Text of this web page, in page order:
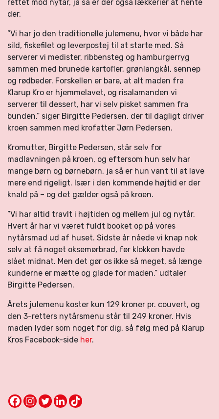
rettet mod nytår, ja så er der også lækkerier at hente
der.
”Vi har jo den traditionelle julemenu, hvor vi både har
sild, fiskefilet og leverpostej til at starte med. Så
serverer vi medister, ribbensteg og hamburgerryg
sammen med brunede kartofler, grønlangkål, sennep
og rødbeder. Forskellen er bare, at alt maden fra
Klarup Kro er hjemmelavet, og risalamanden vi
serverer til dessert, har vi selv pisket sammen fra
bunden,” siger Birgitte Pedersen, der til dagligt driver
kroen sammen med krofatter Jørn Pedersen.
Kromutter, Birgitte Pedersen, står selv for
madlavningen på kroen, og eftersom hun selv har
mange børn og børnebørn, ja så er hun vant til at lave
mere end rigeligt. Især i den kommende højtid er der
knald på – og det gælder også på kroen.
”Vi har altid travlt i højtiden og mellem jul og nytår.
Hvert år har vi været fuldt booket op på vores
nytårsmad ud af huset. Sidste år nåede vi knap nok
selv at få noget oksemørbrad, før klokken havde
slået midnat. Men det gør os ikke så meget, så længe
kunderne er mætte og glade for maden,” udtaler
Birgitte Pedersen.
Årets julemenu koster kun 129 kroner pr. couvert, og
den 3-retters nytårsmenu står til 249 kroner. Hvis
maden lyder som noget for dig, så følg med på Klarup
Kros Facebook-side her.